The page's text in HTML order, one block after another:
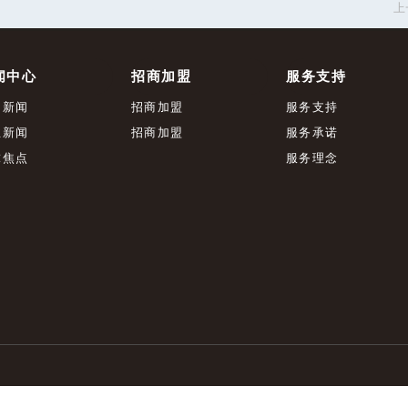
中心
闻
闻
点
招商加盟
招商加盟
招商加盟
服务支持
服务支持
服务承诺
服务理念